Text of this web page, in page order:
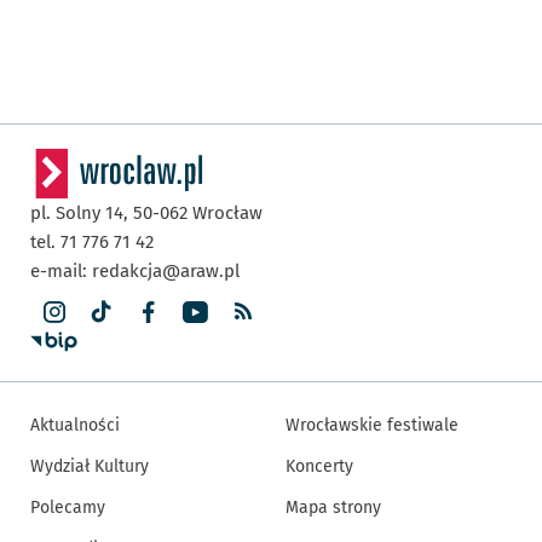
pl. Solny 14, 50-062 Wrocław
tel. 71 776 71 42
e-mail: redakcja@araw.pl
Aktualności
Wydział Kultury
Polecamy
Wrocławskie festiwale
Koncerty
Mapa strony